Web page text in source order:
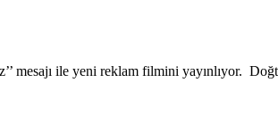
mesajı ile yeni reklam filmini yayınlıyor.